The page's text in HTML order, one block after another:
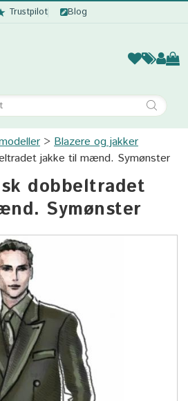
Trustpilot Blog
Kvinder
Børn
Blazere og jakker
jakke til mænd. Symønster
dobbeltradet
Symønster